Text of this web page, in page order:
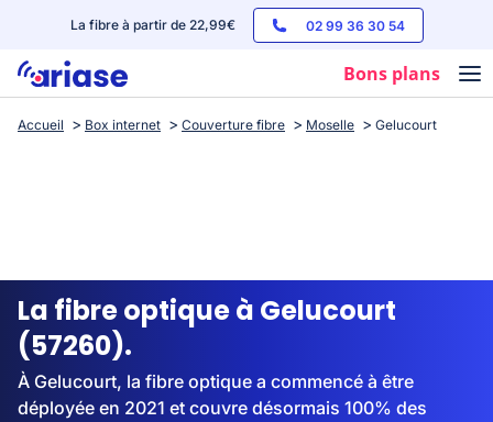
La fibre à partir de 22,99€ 02 99 36 30 54
Bons plans
Box internet
Streaming
Accueil Box internet Couverture fibre Moselle Gelucourt
La fibre optique à Gelucourt
(57260).
À Gelucourt, la fibre optique a commencé à être
déployée en 2021 et couvre désormais 100% des